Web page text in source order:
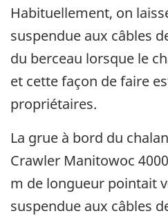
Habituellement, on
suspendue aux câbles
du berceau lorsque le
et cette façon de faire
propriétaires.
La grue à bord du
Crawler Manitowoc
m de longueur pointait
suspendue aux câbles